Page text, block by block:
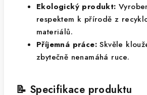
Ekologický produkt:
respektem k přírodě z
materiálů.
Příjemná práce: Skvěle
zbytečně nenamáhá ruce.
📝 Specifikace produktu